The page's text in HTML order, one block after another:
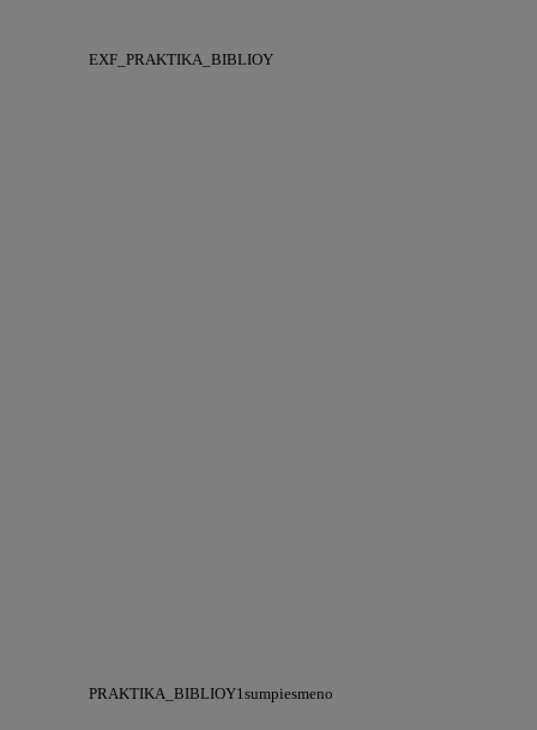
EXF_PRAKTIKA_BIBLIOY
PRAKTIKA_BIBLIOY1sumpiesmeno